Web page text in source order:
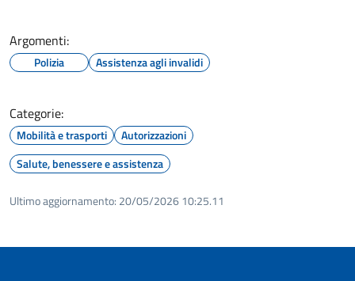
Argomenti:
Polizia Assistenza agli invalidi
Categorie:
Mobilità e trasporti
Autorizzazioni
Salute, benessere e assistenza
Ultimo aggiornamento: 20/05/2026 10:25.11